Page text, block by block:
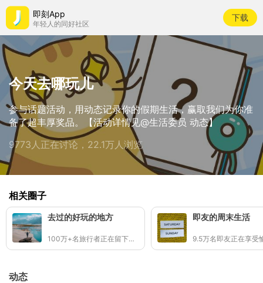
即刻App
年轻人的同好社区
下载
今天去哪玩儿
参与话题活动，用动态记录你的假期生活，赢取我们为你准
备了超丰厚奖品。【活动详情见@生活委员 动态】
9773人正在讨论，22.1万人浏览
相关圈子
去过的好玩的地方
100万+名旅行者正在留下足迹
即友的周末生活
动态